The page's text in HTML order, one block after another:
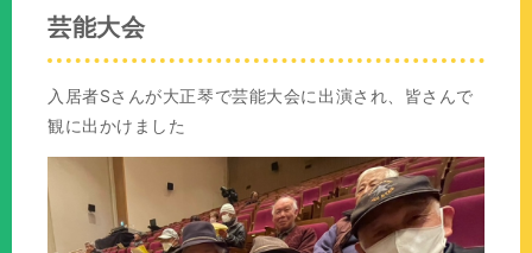
芸能大会
入居者Sさんが大正琴で芸能大会に出演され、皆さんで
観に出かけました